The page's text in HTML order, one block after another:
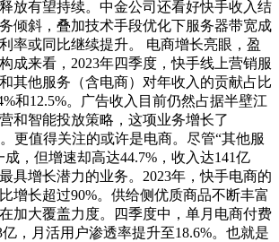
放有望持续。中金公司还看好快手收入结
倾斜，叠加技术手段优化下服务器带宽成
率或同比继续提升。 电商增长亮眼，盈
成来看，2023年四季度，快手线上营销服
其他服务（含电商）对年收入的贡献占比
和12.5%。广告收入目前仍然占据半壁江
和智能投放策略，这项业务增长了
更值得关注的或许是电商。尽管“其他服
，但增速却高达44.7%，收入达141亿
具增长潜力的业务。2023年，快手电商的
增长超过90%。供给侧优质商品不断丰富
加大覆盖力度。四季度中，单月电商付费
，月活用户渗透率提升至18.6%。也就是